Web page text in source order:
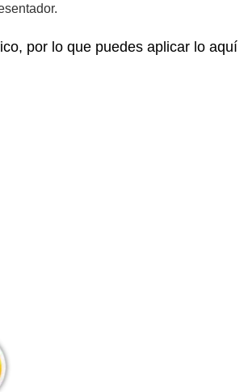
por lo que puedes aplicar lo aquí